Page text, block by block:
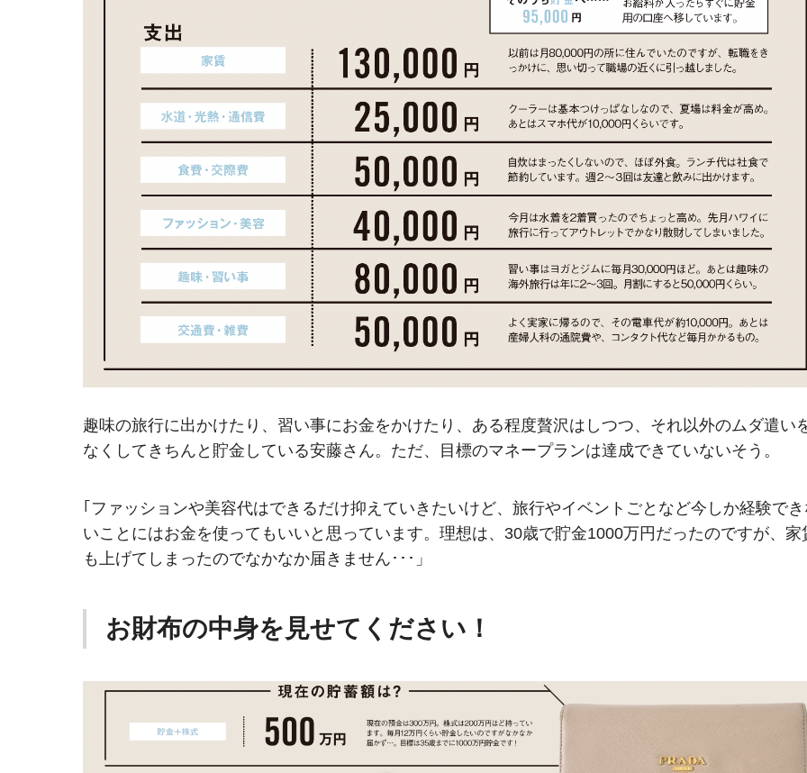
趣味の旅行に出かけたり、習い事にお金をかけたり、ある程度贅沢はしつつ、それ以外のムダ遣い
なくしてきちんと貯金している安藤さん。ただ、目標のマネープランは達成できていないそう。
｢ファッションや美容代はできるだけ抑えていきたいけど、旅行やイベントごとなど今しか経験で
いことにはお金を使ってもいいと思っています。理想は、30歳で貯金1000万円だったのですが、家
も上げてしまったのでなかなか届きません･･･」
お財布の中身を見せてください！